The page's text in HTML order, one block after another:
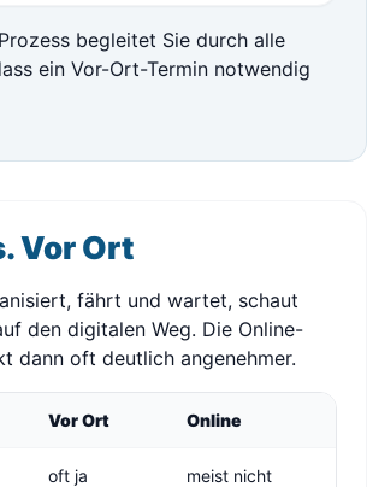
begleitet Sie durch alle
ein Vor-Ort-Termin notwendig
Vor Ort
fährt und wartet, schaut
den digitalen Weg. Die Online-
dann oft deutlich angenehmer.
Vor Ort Online
oft ja meist nicht